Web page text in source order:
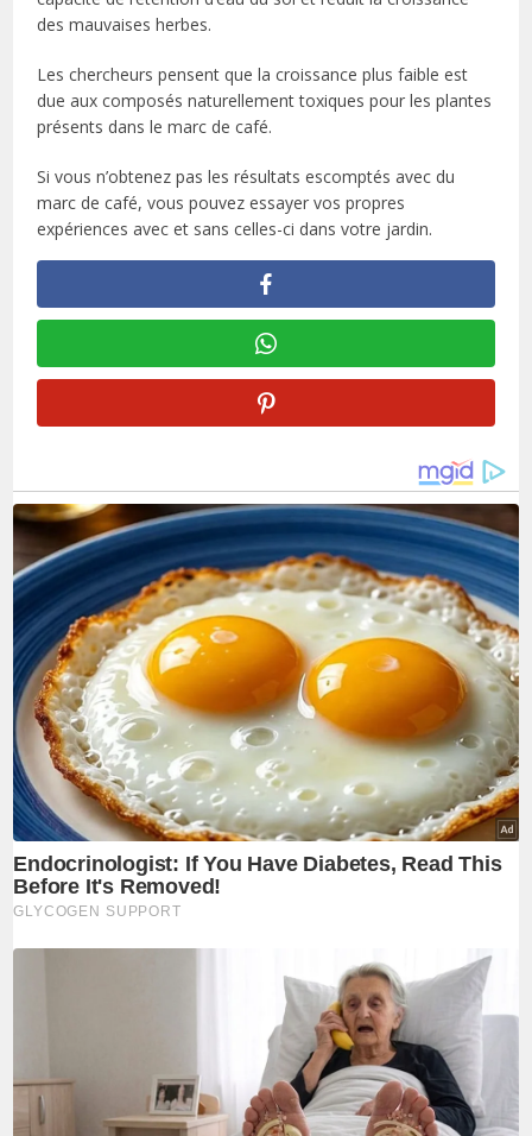
des mauvaises herbes.
Les chercheurs pensent que la croissance plus faible est
due aux composés naturellement toxiques pour les plantes
présents dans le marc de café.
Si vous n’obtenez pas les résultats escomptés avec du
marc de café, vous pouvez essayer vos propres
expériences avec et sans celles-ci dans votre jardin.